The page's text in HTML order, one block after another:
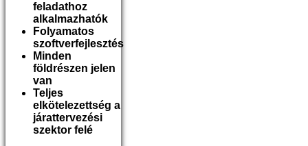
feladathoz
alkalmazhatók
Folyamatos
szoftverfejlesztés
Minden
földrészen jelen
van
Teljes
elkötelezettség a
járattervezési
szektor felé